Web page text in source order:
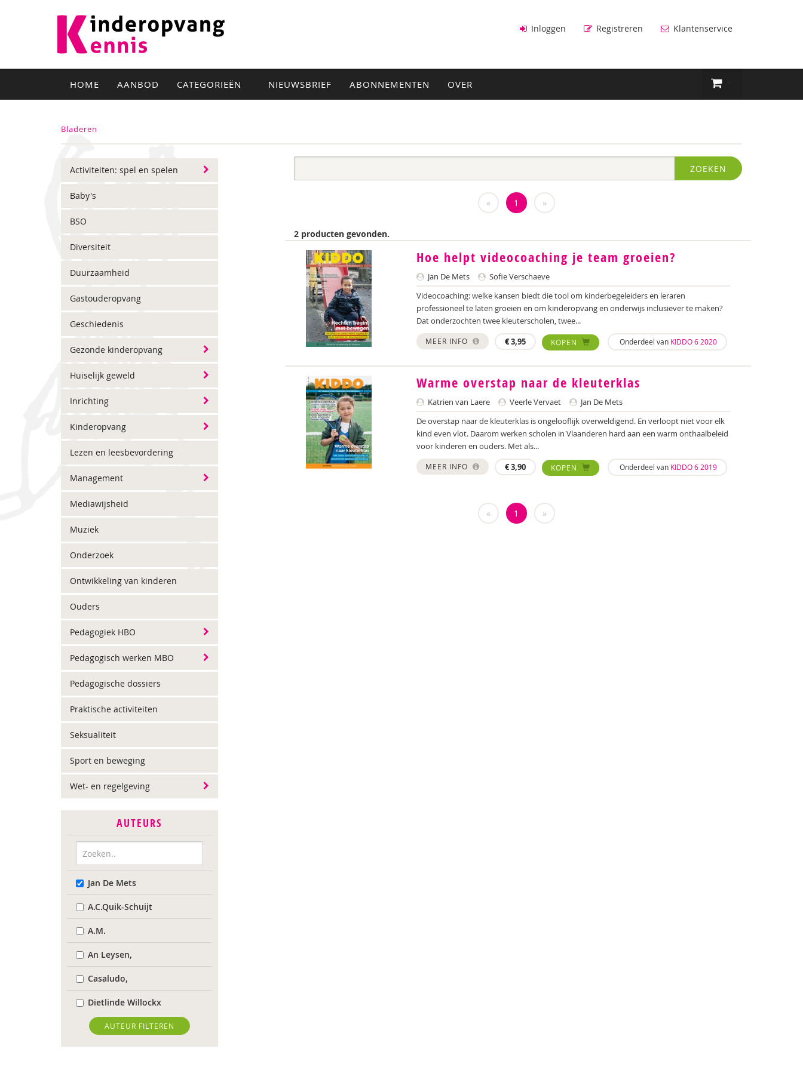
Inloggen Registreren Klantenservice
HOME AANBOD CATEGORIEËN NIEUWSBRIEF ABONNEMENTEN OVER
Bladeren
Activiteiten: spel en spelen
Baby's
BSO
Diversiteit
Duurzaamheid
Gastouderopvang
Geschiedenis
Gezonde kinderopvang
Huiselijk geweld
Inrichting
Kinderopvang
Lezen en leesbevordering
Management
Mediawijsheid
Muziek
Onderzoek
Ontwikkeling van kinderen
Ouders
Pedagogiek HBO
Pedagogisch werken MBO
Pedagogische dossiers
Praktische activiteiten
Seksualiteit
Sport en beweging
Wet- en regelgeving
AUTEURS
Jan De Mets
A.C.Quik-Schuijt
A.M.
An Leysen,
Casaludo,
Dietlinde Willockx
Landelijk Kenniscentrum
LVB
AUTEUR FILTEREN
ZOEKEN
« 1 »
2 producten gevonden.
Hoe helpt videocoaching je team groeien?
Jan De Mets
Sofie Verschaeve
Videocoaching: welke kansen biedt die tool om kinderbegeleiders en leraren
professioneel te laten groeien en om kinderopvang en onderwijs inclusiever te maken?
Dat onderzochten twee kleuterscholen, twee...
MEER INFO €3,95 KOPEN Onderdeel van KIDDO 6 2020
Warme overstap naar de kleuterklas
Katrien van Laere Veerle Vervaet
Jan De Mets
De overstap naar de kleuterklas is ongelooflijk overweldigend. En verloopt niet voor elk
kind even vlot. Daarom werken scholen in Vlaanderen hard aan een warm onthaalbeleid
voor kinderen en ouders. Met als...
MEER INFO €3,90 KOPEN Onderdeel van KIDDO 6 2019
« 1 »